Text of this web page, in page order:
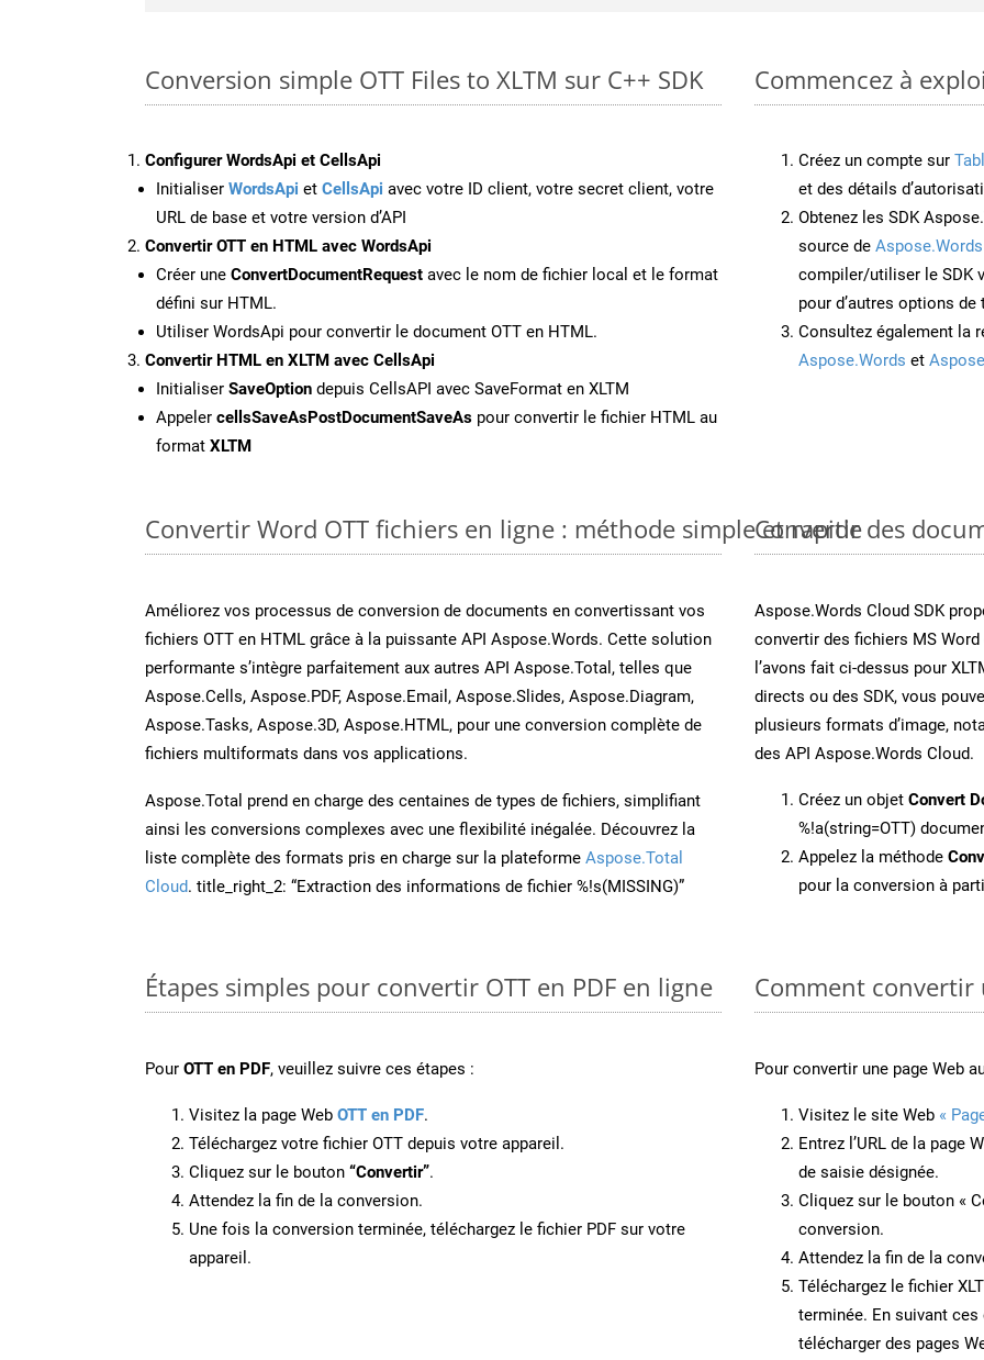
Conversion simple OTT Files to XLTM sur C++ SDK
Configurer WordsApi et CellsApi
Initialiser WordsApi et CellsApi avec votre ID client, votre secret client, votre
URL de base et votre version d’API
Convertir OTT en HTML avec WordsApi
Créer une ConvertDocumentRequest avec le nom de fichier local et le format
défini sur HTML.
Utiliser WordsApi pour convertir le document OTT en HTML.
Convertir HTML en XLTM avec CellsApi
Initialiser SaveOption depuis CellsAPI avec SaveFormat en XLTM
Appeler cellsSaveAsPostDocumentSaveAs pour convertir le fichier HTML au
format XLTM
Commencez à
Créez un compte sur
et des détails
Obtenez les SDK
source de
compiler/utiliser le SDK
pour d’autres options de
Consultez également la
Aspose.Words et
Convertir Word OTT fichiers en ligne : méthode simple et rapide
Améliorez vos processus de conversion de documents en convertissant vos
fichiers OTT en HTML grâce à la puissante API Aspose.Words. Cette solution
performante s’intègre parfaitement aux autres API Aspose.Total, telles que
Aspose.Cells, Aspose.PDF, Aspose.Email, Aspose.Slides, Aspose.Diagram,
Aspose.Tasks, Aspose.3D, Aspose.HTML, pour une conversion complète de
fichiers multiformats dans vos applications.
Aspose.Total prend en charge des centaines de types de fichiers, simplifiant
ainsi les conversions complexes avec une flexibilité inégalée. Découvrez la
liste complète des formats pris en charge sur la plateforme Aspose.Total
Cloud. title_right_2: “Extraction des informations de fichier %!s(MISSING)”
Convertir des
Aspose.Words Cloud SDK
convertir des fichiers MS
l’avons fait ci-dessus pour
directs ou des SDK, vous
plusieurs formats d’image,
des API Aspose.Words Cloud.
Créez un objet Convert
%!a(string=OTT)
Appelez la méthode
pour la conversion à
Étapes simples pour convertir OTT en PDF en ligne
Pour OTT en PDF, veuillez suivre ces étapes :
Visitez la page Web OTT en PDF.
Téléchargez votre fichier OTT depuis votre appareil.
Cliquez sur le bouton “Convertir”.
Attendez la fin de la conversion.
Une fois la conversion terminée, téléchargez le fichier PDF sur votre
appareil.
Comment convertir
Pour convertir une page Web
Visitez le site Web «
Entrez l’URL de la page
de saisie désignée.
Cliquez sur le bouton «
conversion.
Attendez la fin de la
Téléchargez le fichier
terminée. En suivant
télécharger des pages